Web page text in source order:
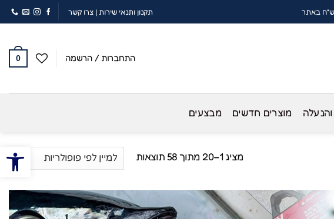
פתח
תקנון ותנאי שירות | צרו קשר
התחברות / הרשמה 0
והנעלה מוצרים חדשים מבצעים
מציג 1–20 מתוך 58 תוצאות
ממוין
לפי